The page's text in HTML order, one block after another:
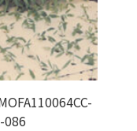
086